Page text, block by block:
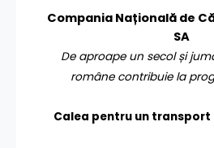
Compania Națională de
SA
De aproape un secol și
române contribuie la
Calea pentru un transport